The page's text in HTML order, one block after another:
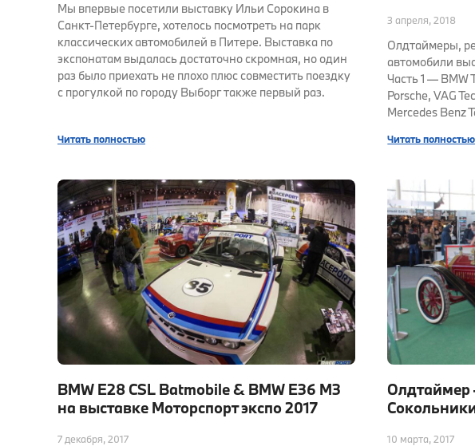
Мы впервые посетили выставку Ильи Сорокина в
Санкт-Петербурге, хотелось посмотреть на парк
классических автомобилей в Питере. Выставка по
экспонатам выдалась достаточно скромная, но один
раз было приехать не плохо плюс совместить поездку
с прогулкой по городу Выборг также первый раз.
Читать полностью
3 апреля, 2018
Олдтаймеры,
автомобили
Часть 1 — BMW
Porsche, VAG
Mercedes Benz
Читать полностью
BMW E28 CSL Batmobile & BMW E36 M3
на выставке Моторспорт экспо 2017
7 декабря, 2017
Олдтаймер
10 марта, 2017